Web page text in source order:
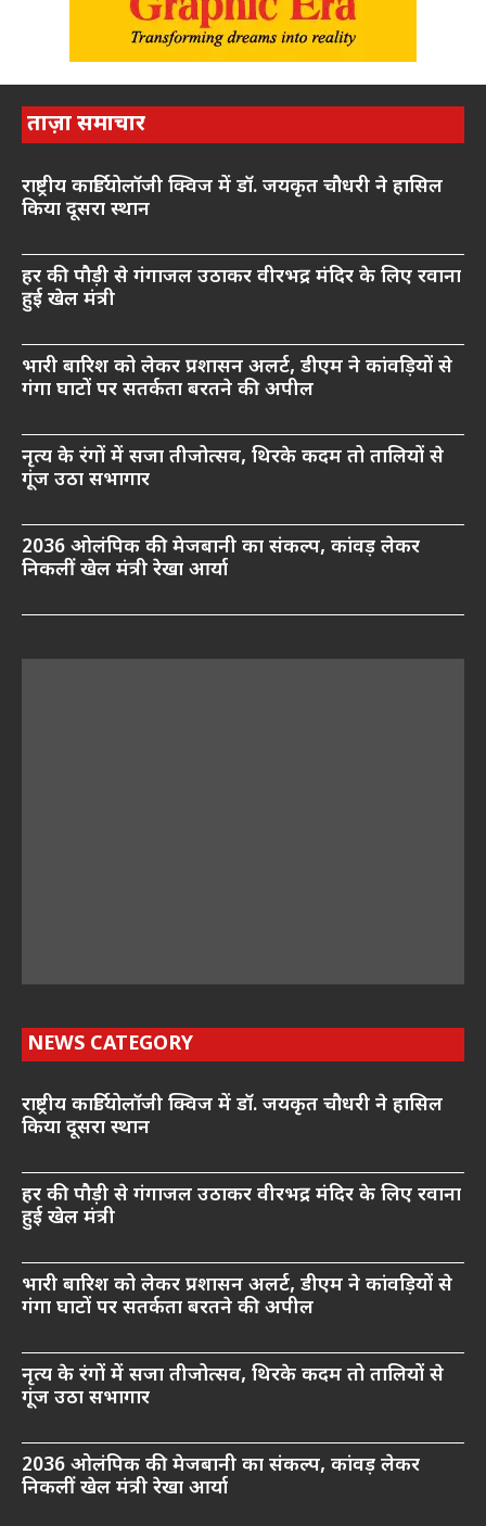
ताज़ा समाचार
राष्ट्रीय कार्डियोलॉजी क्विज में डॉ. जयकृत चौधरी ने हासिल
किया दूसरा स्थान
हर की पौड़ी से गंगाजल उठाकर वीरभद्र मंदिर के लिए रवाना
हुई खेल मंत्री
भारी बारिश को लेकर प्रशासन अलर्ट, डीएम ने कांवड़ियों से
गंगा घाटों पर सतर्कता बरतने की अपील
नृत्य के रंगों में सजा तीजोत्सव, थिरके कदम तो तालियों से
गूंज उठा सभागार
2036 ओलंपिक की मेजबानी का संकल्प, कांवड़ लेकर
निकलीं खेल मंत्री रेखा आर्या
NEWS CATEGORY
राष्ट्रीय कार्डियोलॉजी क्विज में डॉ. जयकृत चौधरी ने हासिल
किया दूसरा स्थान
हर की पौड़ी से गंगाजल उठाकर वीरभद्र मंदिर के लिए रवाना
हुई खेल मंत्री
भारी बारिश को लेकर प्रशासन अलर्ट, डीएम ने कांवड़ियों से
गंगा घाटों पर सतर्कता बरतने की अपील
नृत्य के रंगों में सजा तीजोत्सव, थिरके कदम तो तालियों से
गूंज उठा सभागार
2036 ओलंपिक की मेजबानी का संकल्प, कांवड़ लेकर
निकलीं खेल मंत्री रेखा आर्या